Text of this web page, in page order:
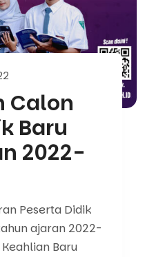
Calon
Baru
2022-
Peserta Didik
ajaran 2022-
Baru